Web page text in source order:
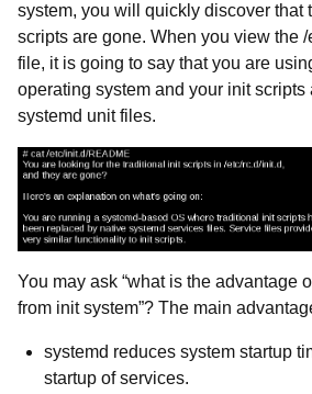
system, you will quickly discover that
scripts are gone. When you view the
file, it is going to say that you are
operating system and your init
systemd unit files.
You may ask “what is the advantage
from init system”? The main
systemd reduces system startup
startup of services.